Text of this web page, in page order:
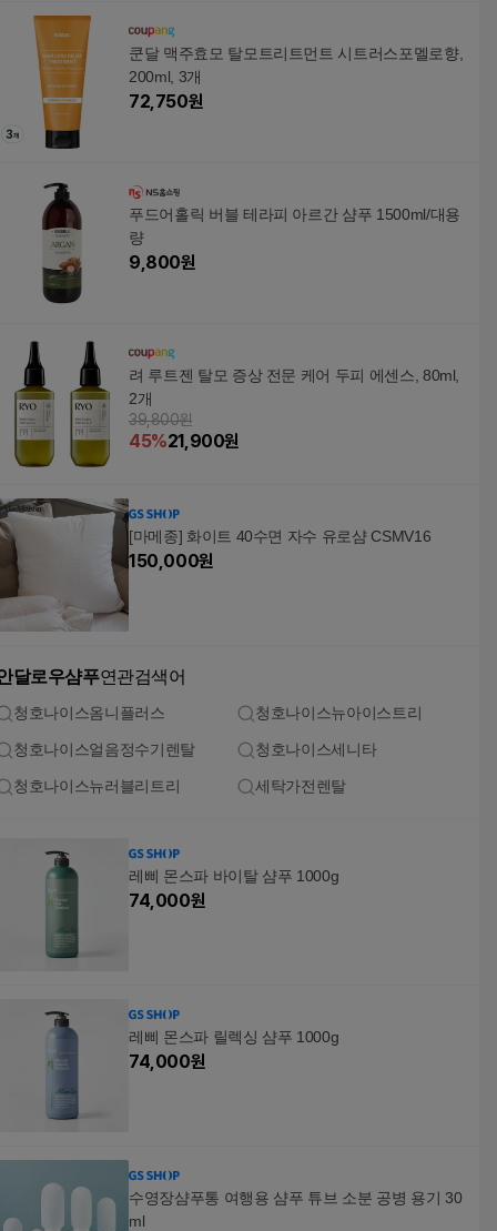
쿤달 맥주효모 탈모트리트먼트 시트러스포멜로향,
200ml, 3개
72,750원
푸드어홀릭 버블 테라피 아르간 샴푸 1500ml/대용
량
9,800원
려 루트젠 탈모 증상 전문 케어 두피 에센스, 80ml,
2개
39,800원
45%21,900원
[마메종] 화이트 40수면 자수 유로샴 CSMV16
150,000원
달로우샴푸연관검색어
청호나이스옴니플러스 청호나이스뉴아이스트리
청호나이스얼음정수기렌탈 청호나이스세니타
청호나이스뉴러블리트리 세탁가전렌탈
레삐 몬스파 바이탈 샴푸 1000g
74,000원
레삐 몬스파 릴렉싱 샴푸 1000g
74,000원
수영장샴푸통 여행용 샴푸 튜브 소분 공병 용기 30
ml